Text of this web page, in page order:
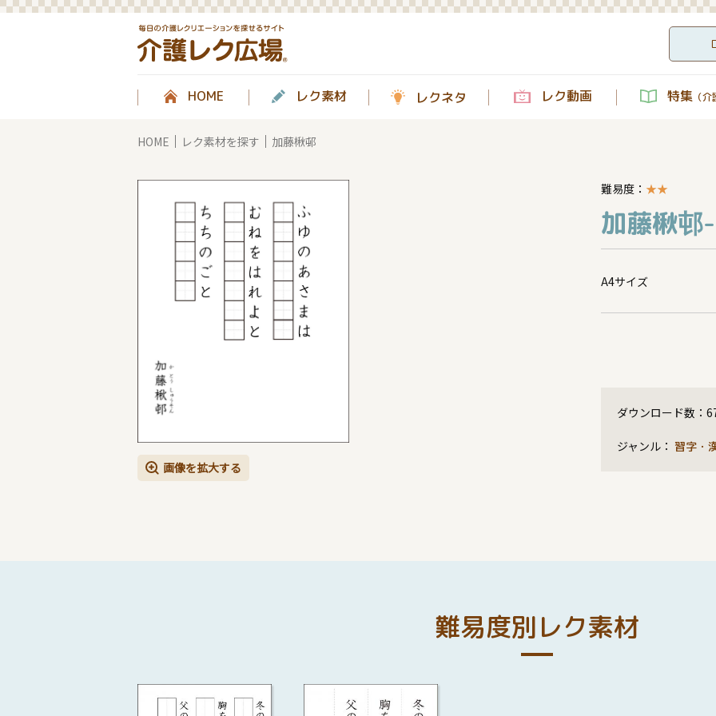
HOME レク素材 レクネタ レク動画 特集 （
HOME レク素材を探す 加藤楸邨
画像を拡大する
難易度： ★★
加藤楸邨
A4サイズ
ダウンロード数：
ジャンル： 習字・
難易度別レク素材